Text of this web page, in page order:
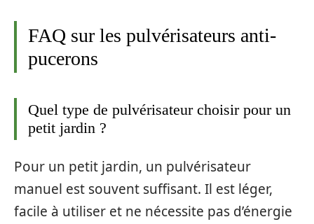
FAQ sur les pulvérisateurs anti-
pucerons
Quel type de pulvérisateur choisir pour un
petit jardin ?
Pour un petit jardin, un pulvérisateur
manuel est souvent suffisant. Il est léger,
facile à utiliser et ne nécessite pas d’énergie